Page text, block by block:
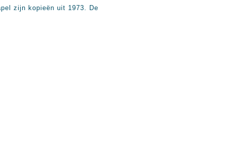
zijn kopieën uit 1973. De